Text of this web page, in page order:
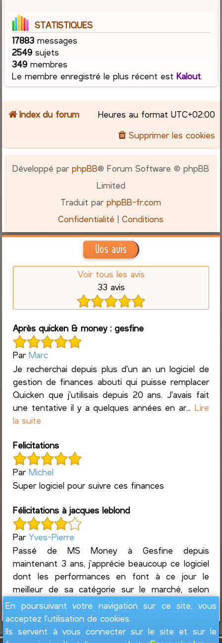
STATISTIQUES
17883 messages
2549 sujets
349 membres
Le membre enregistré le plus récent estKalout.
Index du forum Heures au format UTC+02:00
Supprimer les cookies
Développé parphpBB® Forum Software © phpBB
Limited
Traduit parphpBB-fr.com
Confidentialité |Conditions
Vos avis
Voir tous les avis
33 avis
Après quicken & money : gesfine
ParMarc
Je recherchai depuis plus d'un an un logiciel de
gestion de finances abouti qui puisse remplacer
Quicken que j'utilisais depuis 20 ans. J'avais fait
une tentative il y a quelques années en ar... Lire
la suite
Felicitations
ParMichel
Super logiciel pour suivre ces finances
Félicitations à jacques leblond
ParYves-Pierre
Passé de MS Money à Gesfine depuis
maintenant 3 ans, j’apprécie beaucoup ce logiciel
dont les performances en font à ce jour le
meilleur de sa catégorie sur le marché, selon
mon expérience assez complète... Lire la suite
En poursuivant votre navigation sur ce site, vous
acceptez l'utilisation de cookies.
Ils servent à vous connecter sur le site et sur le